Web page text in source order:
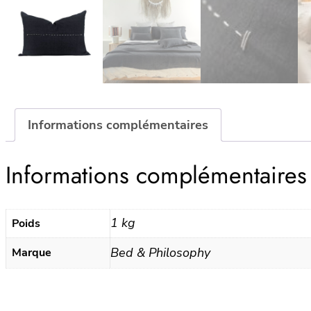
Informations complémentaires
Informations complémentaires
Poids 1 kg
Marque Bed & Philosophy